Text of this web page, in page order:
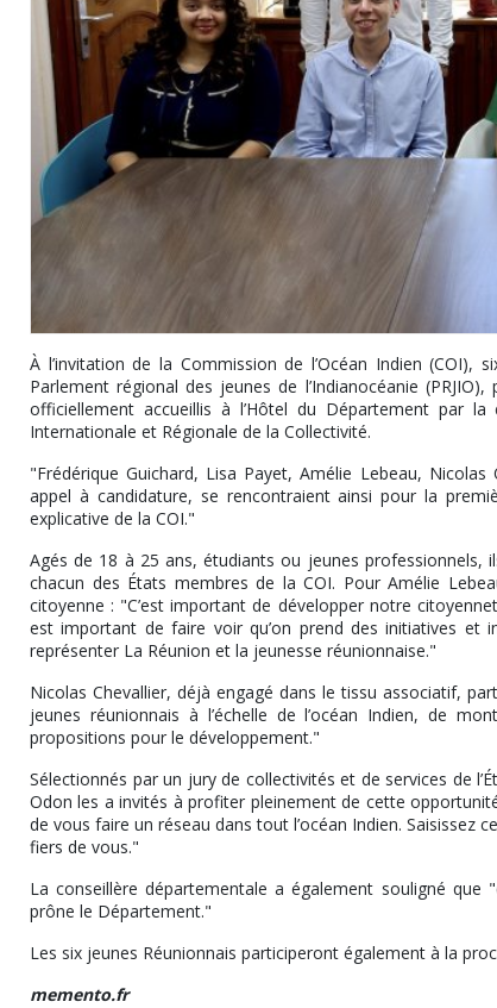
À l’invitation de la Commission de l’Océan Indien
Parlement régional des jeunes de l’Indianocéanie
officiellement accueillis à l’Hôtel du Département par
Internationale et Régionale de la Collectivité.
"Frédérique Guichard, Lisa Payet, Amélie Lebeau,
appel à candidature, se rencontraient ainsi pour la
explicative de la COI."
Agés de 18 à 25 ans, étudiants ou jeunes professionnels,
chacun des États membres de la COI. Pour Amélie
citoyenne : "C’est important de développer notre
est important de faire voir qu’on prend des initiatives
représenter La Réunion et la jeunesse réunionnaise."
Nicolas Chevallier, déjà engagé dans le tissu associatif,
jeunes réunionnais à l’échelle de l’océan Indien, de
propositions pour le développement."
Sélectionnés par un jury de collectivités et de services de
Odon les a invités à profiter pleinement de cette
de vous faire un réseau dans tout l’océan Indien. Saisissez
fiers de vous."
La conseillère départementale a également souligné que
prône le Département."
Les six jeunes Réunionnais participeront également à la
memento.fr